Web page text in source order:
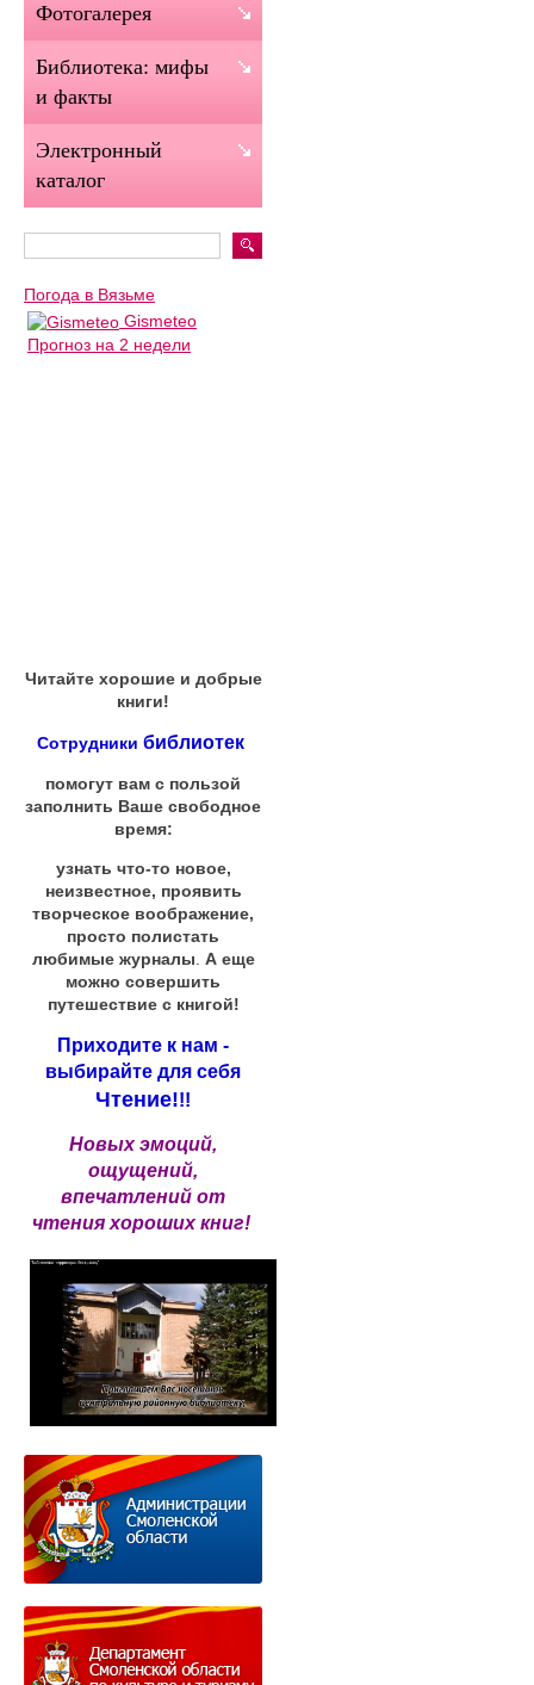
Фотогалерея
Библиотека: мифы
и факты
Электронный
каталог
Погода в Вязьме
Gismeteo
Прогноз на 2 недели
Читайте хорошие и добрые
книги!
Сотрудники библиотек
помогут вам с пользой
заполнить Ваше свободное
время:
узнать что-то новое,
неизвестное, проявить
творческое воображение,
просто полистать
любимые журналы А еще
можно совершить
путешествие с книгой!
Приходите к нам -
выбирайте для себя
Чтение!!!
Новых эмоций,
ощущений,
впечатлений от
чтения хороших книг!